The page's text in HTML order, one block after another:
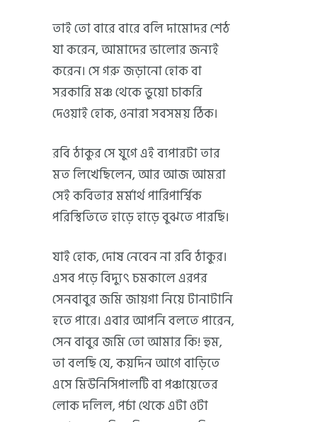
তাই তো বারে বারে বলি দামোদর শেঠ
যা করেন, আমাদের ভালোর জন্যই
করেন। সে গরু জড়ানো হোক বা
সরকারি মঞ্চ থেকে ভুয়ো চাকরি
দেওয়াই হোক, ওনারা সবসময় ঠিক।
রবি ঠাকুর সে যুগে এই ব্যপারটা তার
মত লিখেছিলেন, আর আজ আমরা
সেই কবিতার মর্মার্থ পারিপার্শ্বিক
পরিস্থিতিতে হাড়ে হাড়ে বুঝতে পারছি।
যাই হোক, দোষ নেবেন না রবি ঠাকুর।
এসব পড়ে বিদ্যুৎ চমকালে এরপর
সেনবাবুর জমি জায়গা নিয়ে টানাটানি
হতে পারে। এবার আপনি বলতে পারেন,
সেন বাবুর জমি তো আমার কি! হুম,
তা বলছি যে, কয়দিন আগে বাড়িতে
এসে মিউনিসিপালটি বা পঞ্চায়েতের
লোক দলিল, পর্চা থেকে এটা ওটা